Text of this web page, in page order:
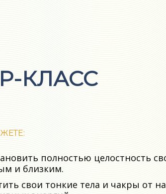
КЛАСС
полностью целостность
и близким.
свои тонкие тела и чакры от